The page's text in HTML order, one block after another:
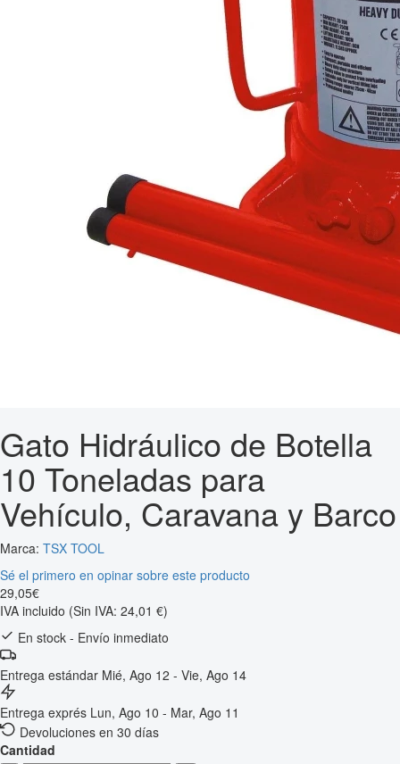
Gato Hidráulico de Botella
10 Toneladas para
Vehículo, Caravana y Barco
Marca: TSX TOOL
Sé el primero en opinar sobre este producto
29,05€
IVA incluido (Sin IVA: 24,01 €)
En stock - Envío inmediato
Entrega estándar Mié, Ago 12 - Vie, Ago 14
Entrega exprés Lun, Ago 10 - Mar, Ago 11
Devoluciones en 30 días
Cantidad